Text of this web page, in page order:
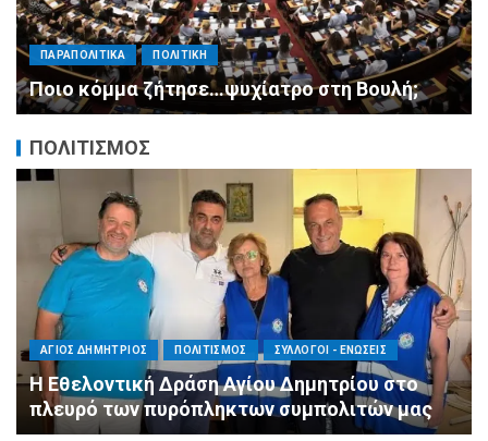
ΠΑΡΑΠΟΛΙΤΙΚΑ ΠΟΛΙΤΙΚΗ
Μητσοτάκης σε υπουργούς: Ξεχάστε τον
ανασχηματισμό, πιάστε δουλειά με 4
αυστηρές εντολές
ΠΟΛΙΤΙΣΜΟΣ
ΠΕΡΙΦΕΡΕΙΕΣ ΠΟΛΙΤΙΣΜΟΣ ΣΥΛΛΟΓΟΙ - ΕΝΩΣΕΙΣ
Η Αντιπεριφερειάρχης Εθελοντισμού Ευγενία
Μπαρμπαγιάννη στα πυρόπληκτα βουνά της
Αττικής: «Μεγάλη η ζημιά, τεράστια η
μεγαλοψυχία των Ελλήνων»